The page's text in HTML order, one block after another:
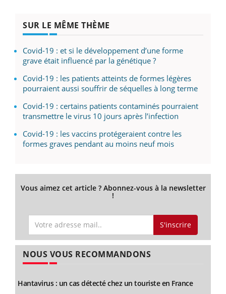
SUR LE MÊME THÈME
Covid-19 : et si le développement d’une forme
grave était influencé par la génétique ?
Covid-19 : les patients atteints de formes légères
pourraient aussi souffrir de séquelles à long terme
Covid-19 : certains patients contaminés pourraient
transmettre le virus 10 jours après l’infection
Covid-19 : les vaccins protégeraient contre les
formes graves pendant au moins neuf mois
Vous aimez cet article ? Abonnez-vous à la newsletter
!
S'inscrire
NOUS VOUS RECOMMANDONS
Hantavirus : un cas détecté chez un touriste en France